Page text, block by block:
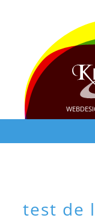
test de